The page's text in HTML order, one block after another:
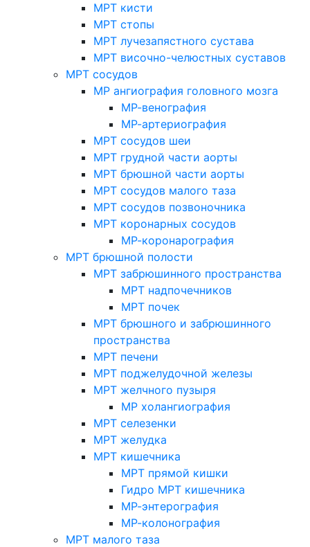
МРТ кисти
МРТ стопы
МРТ лучезапястного сустава
МРТ височно-челюстных суставов
МРТ сосудов
МР ангиография головного мозга
МР-венография
МР-артериография
МРТ сосудов шеи
МРТ грудной части аорты
МРТ брюшной части аорты
МРТ сосудов малого таза
МРТ сосудов позвоночника
МРТ коронарных сосудов
МР-коронарография
МРТ брюшной полости
МРТ забрюшинного пространства
МРТ надпочечников
МРТ почек
МРТ брюшного и забрюшинного
пространства
МРТ печени
МРТ поджелудочной железы
МРТ желчного пузыря
МР холангиография
МРТ селезенки
МРТ желудка
МРТ кишечника
МРТ прямой кишки
Гидро МРТ кишечника
МР-энтерография
МР-колонография
МРТ малого таза